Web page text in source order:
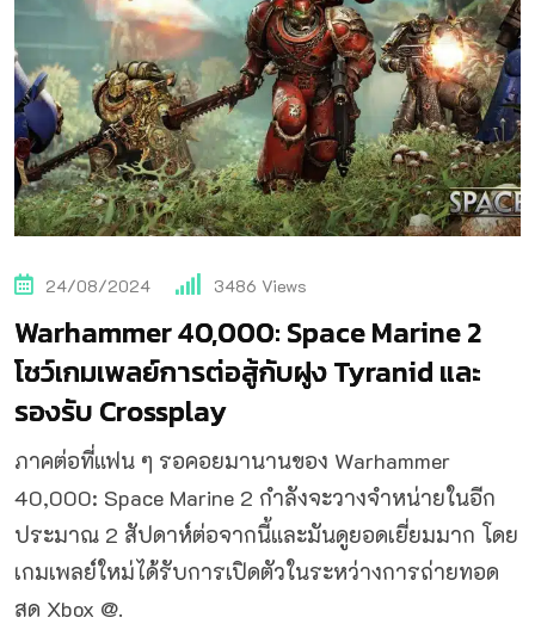
24/08/2024 3486 Views
Warhammer 40,000: Space Marine 2
โชว์เกมเพลย์การต่อสู้กับฝูง Tyranid และ
รองรับ Crossplay
ภาคต่อที่แฟน ๆ รอคอยมานานของ Warhammer
40,000: Space Marine 2 กำลังจะวางจำหน่ายในอีก
ประมาณ 2 สัปดาห์ต่อจากนี้และมันดูยอดเยี่ยมมาก โดย
เกมเพลย์ใหม่ได้รับการเปิดตัวในระหว่างการถ่ายทอด
สด Xbox @.